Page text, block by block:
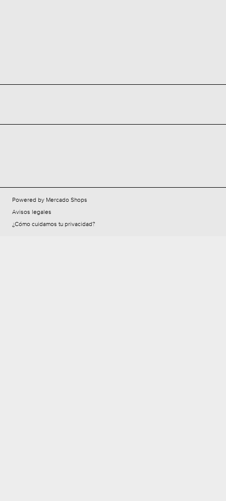
Powered by Mercado Shops
Avisos legales
¿Cómo cuidamos tu privacidad?